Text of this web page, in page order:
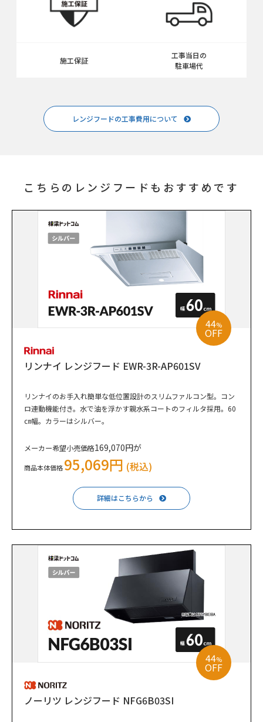
施工保証
工事当日の
駐車場代
レンジフードの工事費用について
こちらのレンジフードもおすすめです
44%
OFF
リンナイ レンジフード EWR-3R-AP601SV
リンナイのお手入れ簡単な低位置設計のスリムファルコン型。コン
ロ連動機能付き。水で油を浮かす親水系コートのフィルタ採用。60
㎝幅。カラーはシルバー。
メーカー希望小売価格169,070円が
商品本体価格95,069円 (税込)
詳細はこちらから
44%
OFF
ノーリツ レンジフード NFG6B03SI